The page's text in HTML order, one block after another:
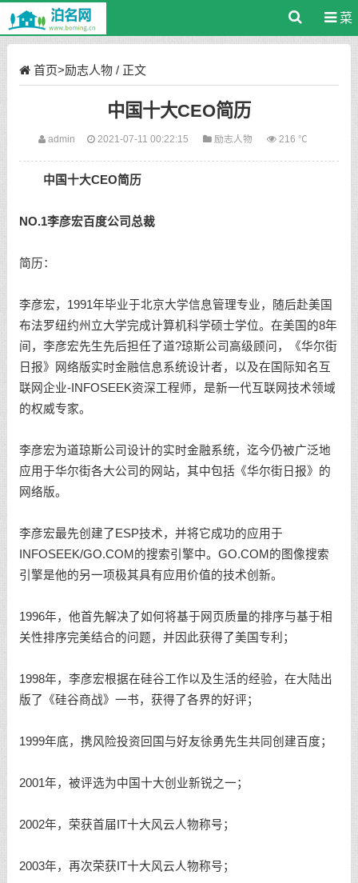
菜
首页>励志人物/ 正文
中国十大CEO简历
admin 2021-07-11 00:22:15 励志人物 216 ℃
中国十大CEO简历
NO.1李彦宏百度公司总裁
简历：
李彦宏，1991年毕业于北京大学信息管理专业，随后赴美国
布法罗纽约州立大学完成计算机科学硕士学位。在美国的8年
间，李彦宏先生先后担任了道?琼斯公司高级顾问，《华尔街
日报》网络版实时金融信息系统设计者，以及在国际知名互
联网企业-INFOSEEK资深工程师，是新一代互联网技术领域
的权威专家。
李彦宏为道琼斯公司设计的实时金融系统，迄今仍被广泛地
应用于华尔街各大公司的网站，其中包括《华尔街日报》的
网络版。
李彦宏最先创建了ESP技术，并将它成功的应用于
INFOSEEK/GO.COM的搜索引擎中。GO.COM的图像搜索
引擎是他的另一项极其具有应用价值的技术创新。
1996年，他首先解决了如何将基于网页质量的排序与基于相
关性排序完美结合的问题，并因此获得了美国专利；
1998年，李彦宏根据在硅谷工作以及生活的经验，在大陆出
版了《硅谷商战》一书，获得了各界的好评；
1999年底，携风险投资回国与好友徐勇先生共同创建百度；
2001年，被评选为中国十大创业新锐之一；
2002年，荣获首届IT十大风云人物称号；
2003年，再次荣获IT十大风云人物称号；